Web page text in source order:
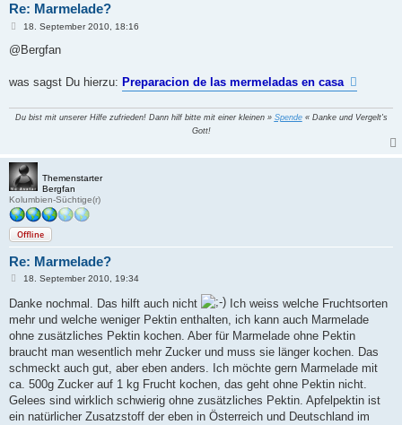
Re: Marmelade?
B
i
a
18. September 2010, 18:16
@Bergfan
was sagst Du hierzu: Preparacion de las mermeladas en casa
Du bist mit unserer Hilfe zufrieden! Dann hilf bitte mit einer kleinen » Spende« Danke und Vergelt's
Gott!
Themenstarter
Bergfan
Kolumbien-Süchtige(r)
Offline
Re: Marmelade?
B
i
t
r
a
g
18. September 2010, 19:34
Danke nochmal. Das hilft auch nicht
Ich weiss welche Fruchtsorten
mehr und welche weniger Pektin enthalten, ich kann auch Marmelade
ohne zusätzliches Pektin kochen. Aber für Marmelade ohne Pektin
braucht man wesentlich mehr Zucker und muss sie länger kochen. Das
schmeckt auch gut, aber eben anders. Ich möchte gern Marmelade mit
ca. 500g Zucker auf 1 kg Frucht kochen, das geht ohne Pektin nicht.
Gelees sind wirklich schwierig ohne zusätzliches Pektin. Apfelpektin ist
ein natürlicher Zusatzstoff der eben in Österreich und Deutschland im